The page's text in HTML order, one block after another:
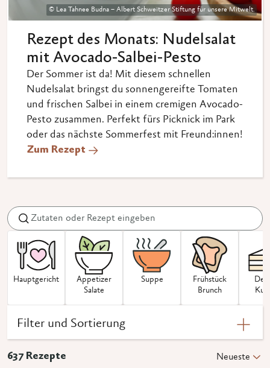
© Lea Tahnee Budna – Albert Schweitzer Stiftung für unsere Mitwelt.
Rezept des Monats: Nudelsalat
mit Avocado-Salbei-Pesto
Der Sommer ist da! Mit diesem schnellen
Nudelsalat bringst du sonnengereifte Tomaten
und frischen Salbei in einem cremigen Avocado-
Pesto zusammen. Perfekt fürs Picknick im Park
oder das nächste Sommerfest mit Freund:innen!
Zum Rezept
Haupt­­gericht
Appetizer
Salate
Suppe
Frühstück
Brunch
Filter und Sortierung
637 Rezepte Neueste